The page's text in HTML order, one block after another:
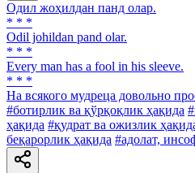
Одил жоҳилдан панд олар.
* * *
Odil johildan pand olar.
* * *
Every man has a fool in his sleeve.
* * *
На всякого мудреца довольно
#ботирлик ва қўрқоқлик ҳақида
ҳақида #қудрат ва ожизлик
беқарорлик ҳақида #адолат,